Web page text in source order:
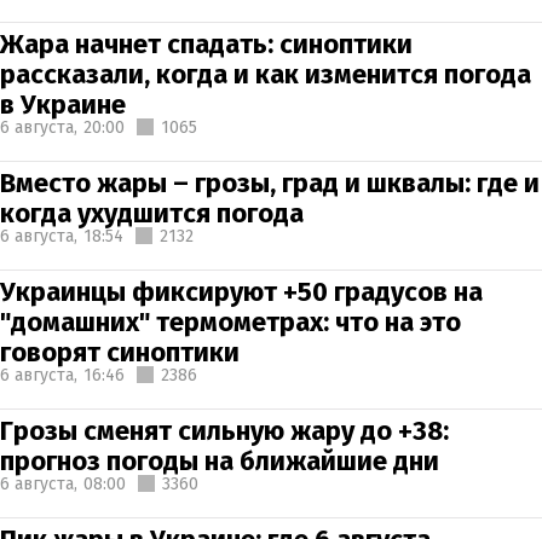
Жара начнет спадать: синоптики
рассказали, когда и как изменится погода
в Украине
6 августа, 20:00 1065
Вместо жары – грозы, град и шквалы: где и
когда ухудшится погода
6 августа, 18:54 2132
Украинцы фиксируют +50 градусов на
"домашних" термометрах: что на это
говорят синоптики
6 августа, 16:46 2386
Грозы сменят сильную жару до +38:
прогноз погоды на ближайшие дни
6 августа, 08:00 3360